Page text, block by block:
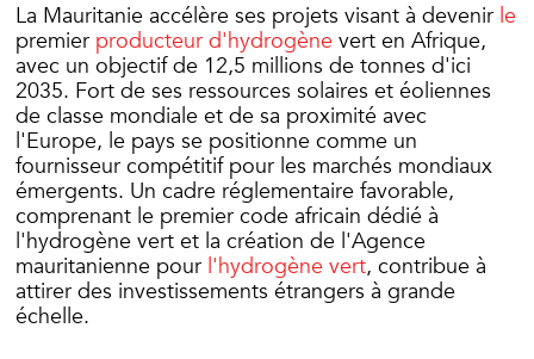
La Mauritanie accélère ses projets visant à devenir le
premier producteur d'hydrogène vert en Afrique,
avec un objectif de 12,5 millions de tonnes d'ici
2035. Fort de ses ressources solaires et éoliennes
de classe mondiale et de sa proximité avec
l'Europe, le pays se positionne comme un
fournisseur compétitif pour les marchés mondiaux
émergents. Un cadre réglementaire favorable,
comprenant le premier code africain dédié à
l'hydrogène vert et la création de l'Agence
mauritanienne pour l'hydrogène vert, contribue à
attirer des investissements étrangers à grande
échelle.